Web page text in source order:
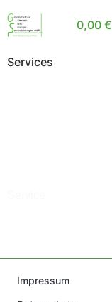
0,00 €
Services
Impressum